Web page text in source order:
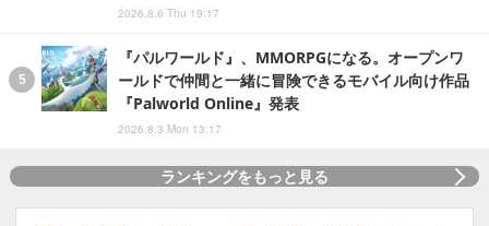
2026.8.6 Thu 19:17
『パルワールド』、MMORPGになる。オープンワ
ールドで仲間と一緒に冒険できるモバイル向け作品
『Palworld Online』発表
2026.8.3 Mon 13:17
ランキングをもっと見る